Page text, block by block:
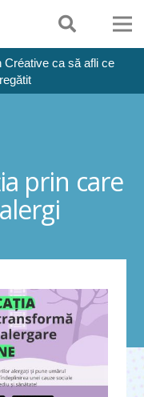
Créative ca să afli ce
prin care